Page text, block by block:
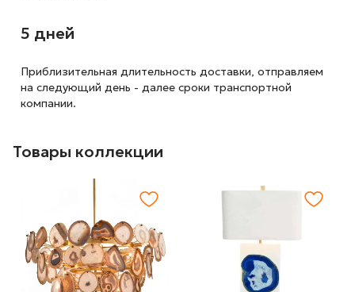
5 дней
Приблизительная длительность доставки, отправляем
на следующий день - далее сроки транспортной
компании.
Товары коллекции